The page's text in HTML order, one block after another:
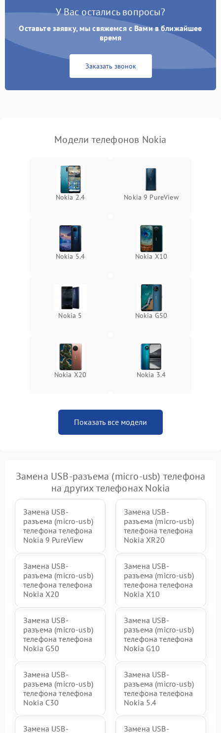
У Вас остались вопросы?
Оставьте заявку, мы свяжемся с Вами в ближайшее
время
Заказать звонок
Модели телефонов Nokia
Nokia 2.4 Nokia 9 PureView
Nokia 5.4 Nokia X10
Nokia 5 Nokia G50
Nokia X20 Nokia 3.4
Показать все модели
Замена USB-разъема (micro-usb) телефона
на других телефонах Nokia
Замена USB-
разъема (micro-usb)
телефона телефона
Nokia 9 PureView
Замена USB-
разъема (micro-usb)
телефона телефона
Nokia XR20
Замена USB-
разъема (micro-usb)
телефона телефона
Nokia X20
Замена USB-
разъема (micro-usb)
телефона телефона
Nokia X10
Замена USB-
разъема (micro-usb)
телефона телефона
Nokia G50
Замена USB-
разъема (micro-usb)
телефона телефона
Nokia G10
Замена USB-
разъема (micro-usb)
телефона телефона
Nokia C30
Замена USB-
разъема (micro-usb)
телефона телефона
Nokia 5.4
Замена USB-
Замена USB-